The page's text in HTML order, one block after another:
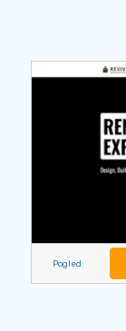
Pogled